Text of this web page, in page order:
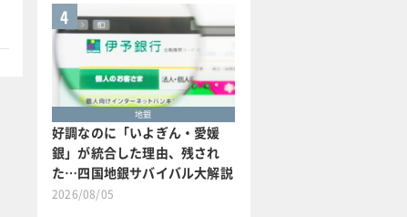
4
地銀
好調なのに「いよぎん・愛媛
銀」が統合した理由、残され
た…四国地銀サバイバル大解説
2026/08/05